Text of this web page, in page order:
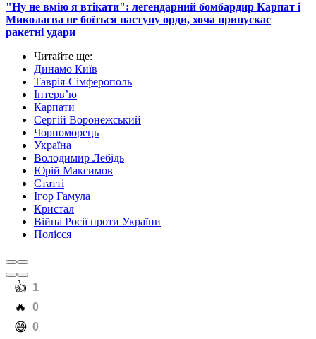
"Ну не вмію я втікати": легендарний бомбардир Карпат і
Миколаєва не боїться наступу орди, хоча припускає
ракетні удари
Читайте ще:
Динамо Київ
Таврія-Сімферополь
Інтерв’ю
Карпати
Сергій Воронежський
Чорноморець
Україна
Володимир Лебідь
Юрій Максимов
Статті
Ігор Гамула
Кристал
Війна Росії проти України
Полісся
️👍 1
️🔥 0
️😄 0